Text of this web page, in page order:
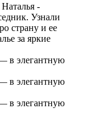
-
Узнали
страну и ее
за яркие